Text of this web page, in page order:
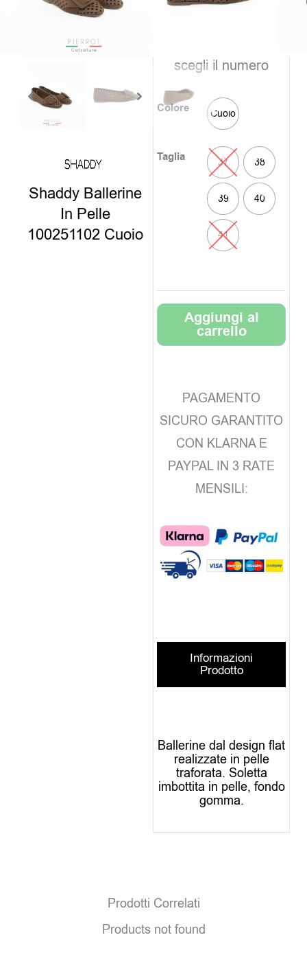
Shaddy Ballerine
In Pelle
100251102 Cuoio
disponibili
scegli il numero
Colore Cuoio
Taglia 37 38
39 40
41
Aggiungi al
carrello
PAGAMENTO
SICURO GARANTITO
CON KLARNA E
PAYPAL IN 3 RATE
MENSILI:
Informazioni
Prodotto
Ballerine dal design flat
realizzate in pelle
traforata. Soletta
imbottita in pelle, fondo
gomma.
Prodotti Correlati
Products not found